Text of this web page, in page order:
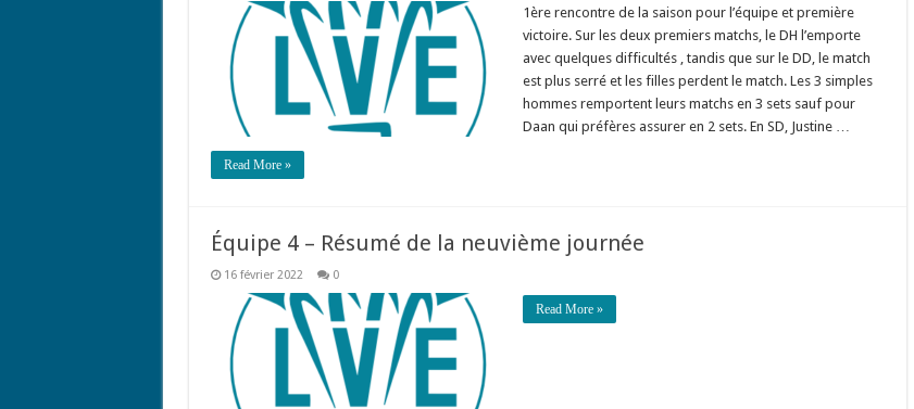
1ère rencontre de la saison pour l’équipe et première
victoire. Sur les deux premiers matchs, le DH l’emporte
avec quelques difficultés , tandis que sur le DD, le match
est plus serré et les filles perdent le match. Les 3 simples
hommes remportent leurs matchs en 3 sets sauf pour
Daan qui préfères assurer en 2 sets. En SD, Justine …
Read More »
Équipe 4 – Résumé de la neuvième journée
16 février 2022 0
Read More »